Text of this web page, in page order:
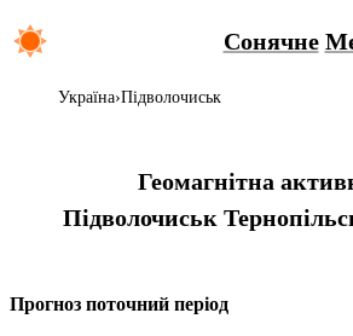
Сонячне
Україна Підволочиськ
Геомагнітна
Підволочиськ
Прогноз поточний період